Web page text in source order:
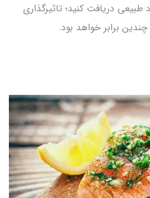
طبیعی دریافت کنید؛ تاثیرگذاری
برابر خواهد بود.